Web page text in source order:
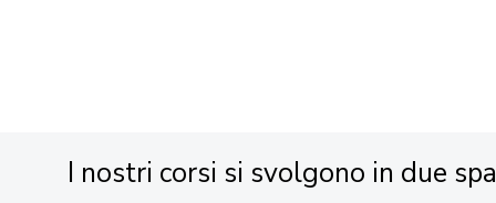
I nostri corsi si svolgono in due